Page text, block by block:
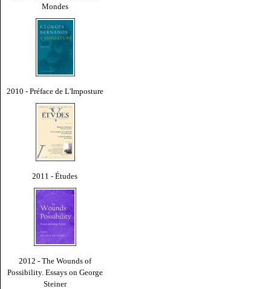
Mondes
2010 - Préface de L'Imposture
2011 - Études
2012 - The Wounds of
Possibility. Essays on George
Steiner